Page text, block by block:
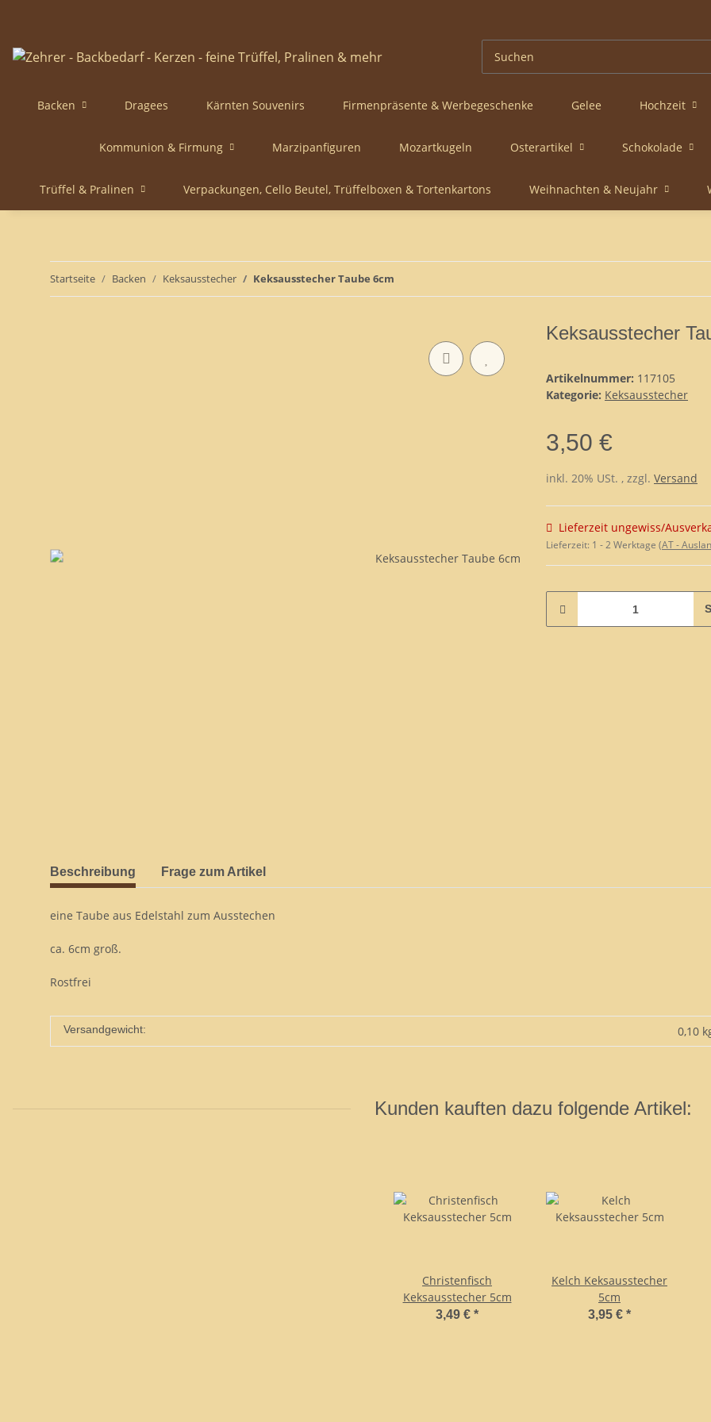
Backen Dragees Kärnten Souvenirs Firmenpräsente & Werbegeschenke Gelee Hochzeit
Kommunion & Firmung Marzipanfiguren Mozartkugeln Osterartikel Schokolade
Trüffel & Pralinen Verpackungen, Cello Beutel, Trüffelboxen & Tortenkartons Weihnachten & Neujahr
Startseite Backen Keksausstecher Keksausstecher Taube 6cm
Keksausstecher
Artikelnummer: 117105
Kategorie: Keksausstecher
3,50 €
inkl. 20% USt. , zzgl. Versand
Lieferzeit ungewiss/
Lieferzeit: 1 - 2 Werktage (AT -
Beschreibung Frage zum Artikel
eine Taube aus Edelstahl zum Ausstechen
ca. 6cm groß.
Rostfrei
Versandgewicht: 0,10
Kunden kauften dazu folgende Artikel:
Christenfisch
Keksausstecher 5cm
3,49 € *
Kelch Keksausstecher
5cm
3,95 € *